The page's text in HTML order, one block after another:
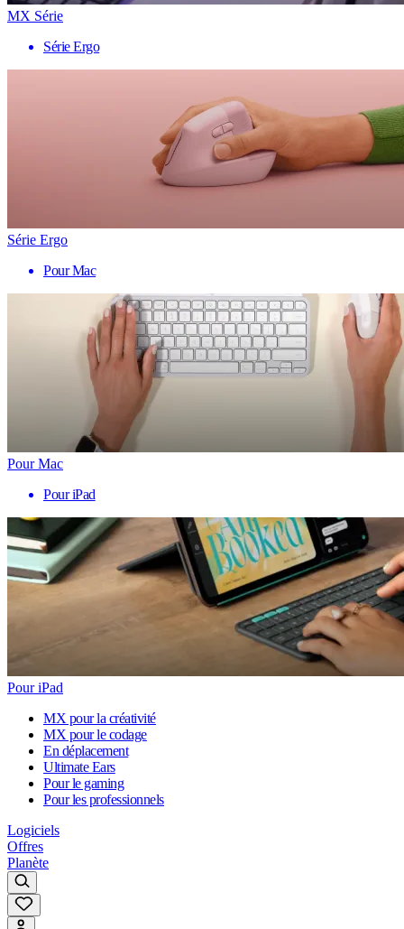
MX Série
Série Ergo
Série Ergo
Pour Mac
Pour Mac
Pour iPad
Pour iPad
MX pour la créativité
MX pour le codage
En déplacement
Ultimate Ears
Pour le gaming
Pour les professionnels
Logiciels
Offres
Planète